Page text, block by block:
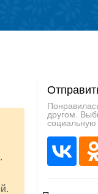
другом.
социальную